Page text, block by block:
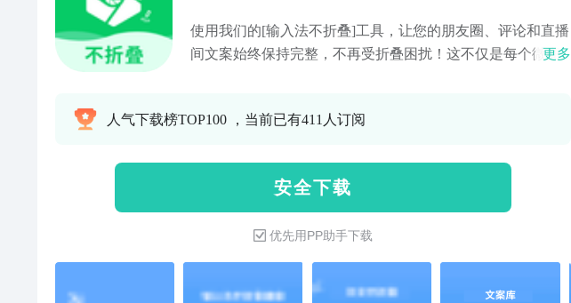
使用我们的[输入法不折叠]工具，让您的朋友圈、评论和直播
间文案始终保持完整，不再受折叠困扰！这不仅是每个微商
叠：在软件内预先设定您的专属文案签名，无论您发布多少
力。2. 直接粘贴不折叠：启动本软件后，只需复制所需的文
案，即可直接在剪贴板内进行粘贴，实现快速、简便的文字
输入。 [输入法不折叠]模拟了人工手动输入的速度，文字能
够从剪贴板自动输入，速度飞快，操作简单。从此，您再也
不必担心朋友圈的文字被折叠了。 [输入法不折叠]真正解决
了您的实际需求。比如，当您在朋友圈准备发布一篇长篇文
更多
人气下载榜TOP100 ，当前已有411人订阅
安 全 下 载
优先用PP助手下载